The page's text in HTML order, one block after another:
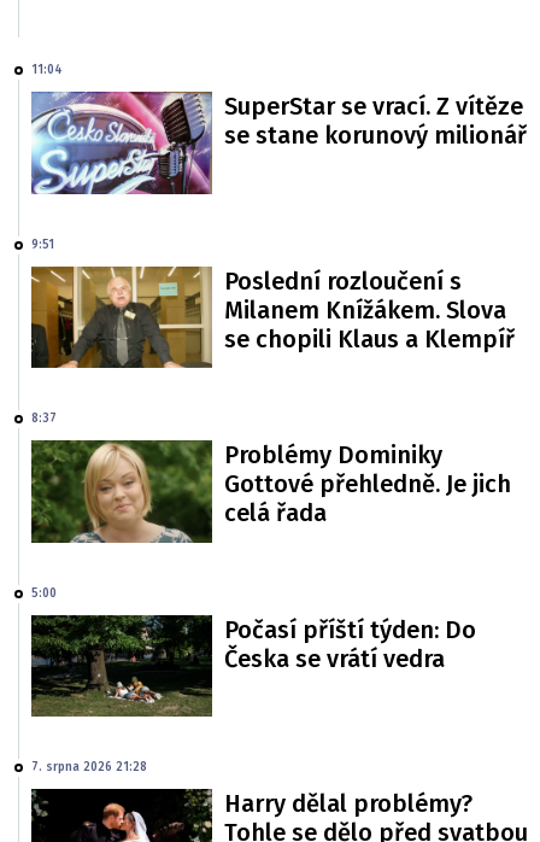
11:04
SuperStar se vrací. Z vítěze
se stane korunový milionář
9:51
Poslední rozloučení s
Milanem Knížákem. Slova
se chopili Klaus a Klempíř
8:37
Problémy Dominiky
Gottové přehledně. Je jich
celá řada
5:00
Počasí příští týden: Do
Česka se vrátí vedra
7. srpna 2026 21:28
Harry dělal problémy?
Tohle se dělo před svatbou